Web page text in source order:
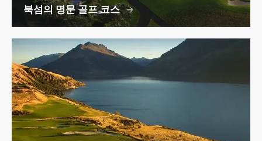
북섬의 명문 골프 코스